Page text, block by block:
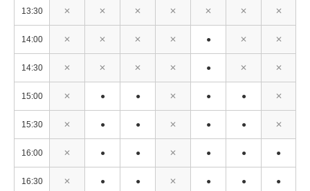
13:30 ✕ ✕ ✕ ✕ ✕ ✕ ✕
14:00 ✕ ✕ ✕ ✕ ● ✕ ✕
14:30 ✕ ✕ ✕ ✕ ● ✕ ✕
15:00 ✕ ● ● ✕ ● ● ✕
15:30 ✕ ● ● ✕ ● ● ✕
16:00 ✕ ● ● ✕ ● ● ●
16:30 ✕ ● ● ✕ ● ● ●